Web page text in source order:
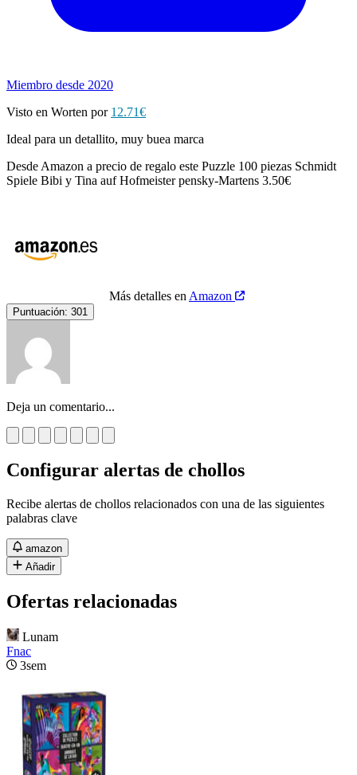
Miembro desde 2020
Visto en Worten por 12.71€
Ideal para un detallito, muy buea marca
Desde Amazon a precio de regalo este Puzzle 100 piezas Schmidt
Spiele Bibi y Tina auf Hofmeister pensky-Martens 3.50€
Más detalles en Amazon
Puntuación: 301
Deja un comentario...
Configurar alertas de chollos
Recibe alertas de chollos relacionados con una de las siguientes
palabras clave
amazon
Añadir
Ofertas relacionadas
Lunam
Fnac
3sem